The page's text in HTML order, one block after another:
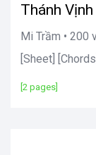
Thánh
Mi Trầm • 200
[Sheet]
[2 pages]